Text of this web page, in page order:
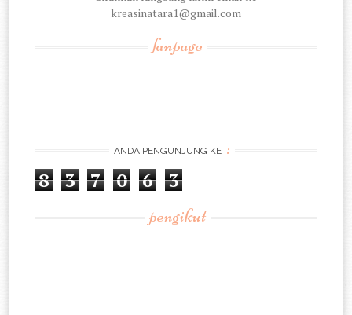
kreasinatara1@gmail.com
fanpage
ANDA PENGUNJUNG KE :
8 3 7 0 6 3
pengikut